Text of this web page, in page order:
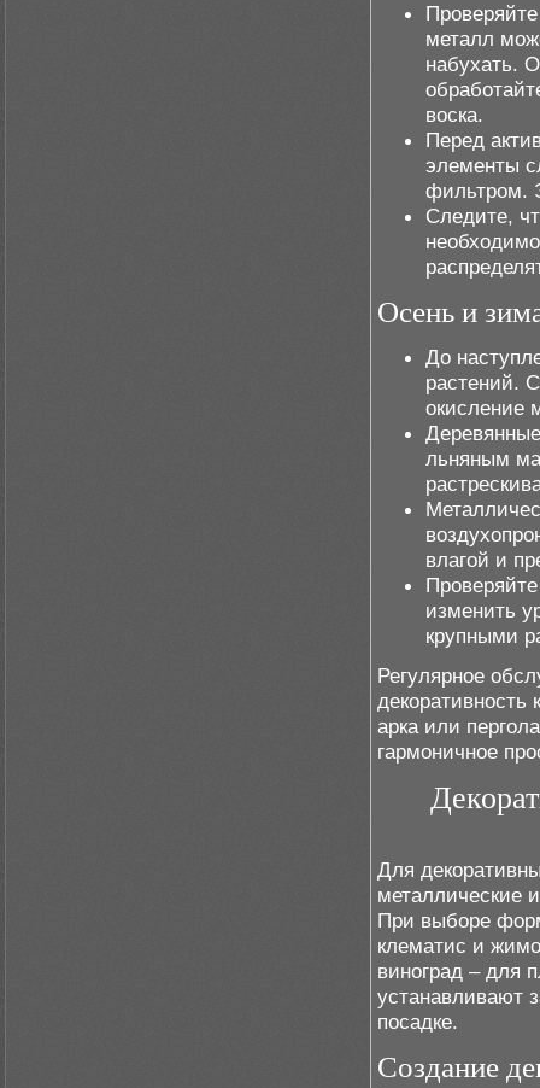
металл
набухать.
воска.
Перед
элементы
фильтром.
Следите,
Осень и
До
растений.
окисление
льняным
влагой и
изменить
крупными
Регулярное
декоративность
арка или
гармоничное
Для
металлические
При выборе
клематис и
виноград – для
устанавливают
посадке.
Создание